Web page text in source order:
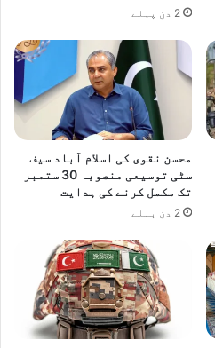
2 دن پہلے
محسن نقوی کی اسلام آباد سیف
سٹی توسیعی منصوبہ 30 ستمبر
تک مکمل کرنے کی ہدایت
2 دن پہلے